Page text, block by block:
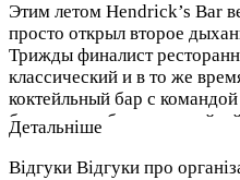
Этим летом Hendrick’s Bar
просто открыл второе
Трижды финалист
классический и в то же
коктейльный бар с
большим выбором
«speak easy», но скрытое от
суеты место в историческом
Детальніше
Відгуки Відгуки про